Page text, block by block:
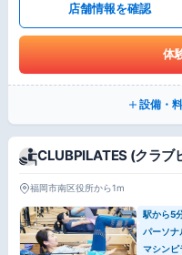
店舗情報を確認
体
設備・
CLUBPILATES (クラブ
福岡市南区役所から1m
駅から5
パーソナ
マシンピ